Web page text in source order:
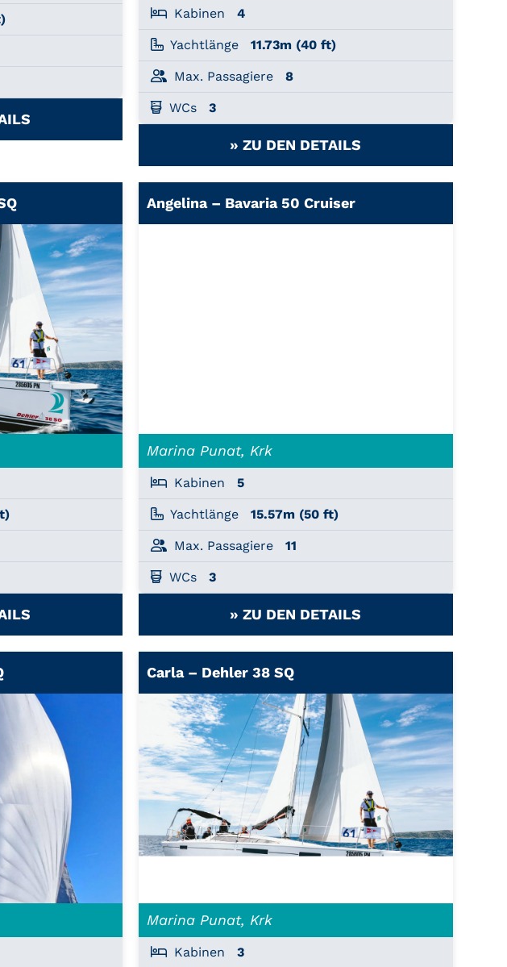
Kabinen 4
Yachtlänge 11.73m (40 ft)
Max. Passagiere 8
WCs 3
» ZU DEN DETAILS
Angelina – Bavaria 50 Cruiser
Marina Punat, Krk
Kabinen 5
Yachtlänge 15.57m (50 ft)
Max. Passagiere 11
WCs 3
» ZU DEN DETAILS
Carla – Dehler 38 SQ
Marina Punat, Krk
Kabinen 3